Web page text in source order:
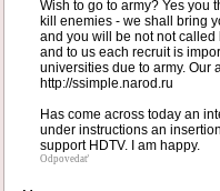
Wish to go to army? Yes you
kill enemies - we shall bring
and you will be not not called
and to us each recruit is
universities due to army. Our
http://ssimple.narod.ru
Has come across today an
under instructions an
support HDTV. I am happy.
Odpovedať